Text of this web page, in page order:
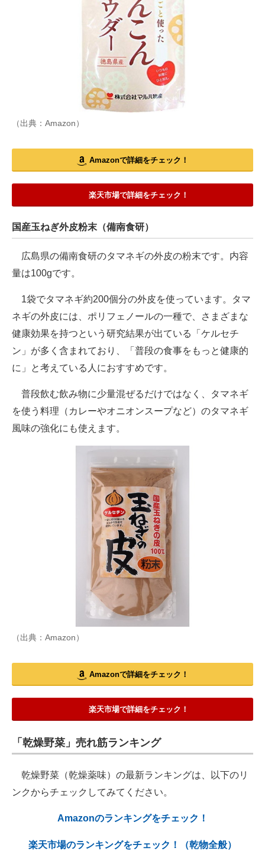
（出典：Amazon）
Amazonで詳細をチェック！
楽天市場で詳細をチェック！
国産玉ねぎ外皮粉末（備南食研）
広島県の備南食研のタマネギの外皮の粉末です。内容
量は100gです。
1袋でタマネギ約200個分の外皮を使っています。タマ
ネギの外皮には、ポリフェノールの一種で、さまざまな
健康効果を持つという研究結果が出ている「ケルセチ
ン」が多く含まれており、「普段の食事をもっと健康的
に」と考えている人におすすめです。
普段飲む飲み物に少量混ぜるだけではなく、タマネギ
を使う料理（カレーやオニオンスープなど）のタマネギ
風味の強化にも使えます。
（出典：Amazon）
Amazonで詳細をチェック！
楽天市場で詳細をチェック！
「乾燥野菜」売れ筋ランキング
乾燥野菜（乾燥薬味）の最新ランキングは、以下のリ
ンクからチェックしてみてください。
Amazonのランキングをチェック！
楽天市場のランキングをチェック！（乾物全般）